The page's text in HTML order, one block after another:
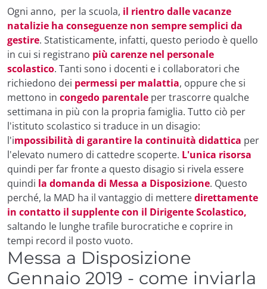
Ogni anno, per la scuola, il rientro dalle vacanze
natalizie ha conseguenze non sempre semplici da
gestire. Statisticamente, infatti, questo periodo è quello
in cui si registrano più carenze nel personale
scolastico. Tanti sono i docenti e i collaboratori che
richiedono dei permessi per malattia, oppure che si
mettono in congedo parentale per trascorre qualche
settimana in più con la propria famiglia. Tutto ciò per
l'istituto scolastico si traduce in un disagio:
l'impossibilità di garantire la continuità didattica per
l'elevato numero di cattedre scoperte. L'unica risorsa
quindi per far fronte a questo disagio si rivela essere
quindi la domanda di Messa a Disposizione. Questo
perché, la MAD ha il vantaggio di metteredirettamente
in contatto il supplente con il Dirigente Scolastico,
saltando le lunghe trafile burocratiche e coprire in
tempi record il posto vuoto.
Messa a Disposizione
Gennaio 2019 - come inviarla